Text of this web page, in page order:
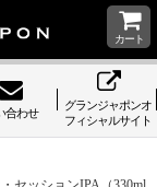
カート
合わせ
グランジャポンオ
フィシャルサイト